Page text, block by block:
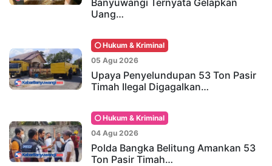
Uang…
Hukum & Kriminal
05 Agu 2026
Upaya Penyelundupan 53 Ton Pasir
Timah Ilegal Digagalkan…
Hukum & Kriminal
04 Agu 2026
Polda Bangka Belitung Amankan 53
Ton Pasir Timah…